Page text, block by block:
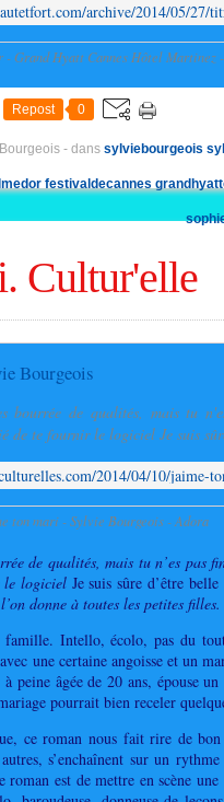
archive/2014/05/27/
Grand Hyatt Cannes Hôtel Martinez
Repost 0
- dans sylviebourgeois
festivaldecannes
Cultur'elle
Bourgeois
bourrée de qualités, mais tu
de te fournir le logiciel Je suis
2014/04/10/jaime-
ton mari - Sylvie Bourgeois - Adora
de qualités, mais tu n’es pas
logiciel Je suis sûre d’être
donne à toutes les petites filles.
Intello, écolo, pas du
une certaine angoisse et un
peine âgée de 20 ans, épouse
pourrait bien receler
ce roman nous fait rire de
s’enchaînent sur un
est de mettre en scène